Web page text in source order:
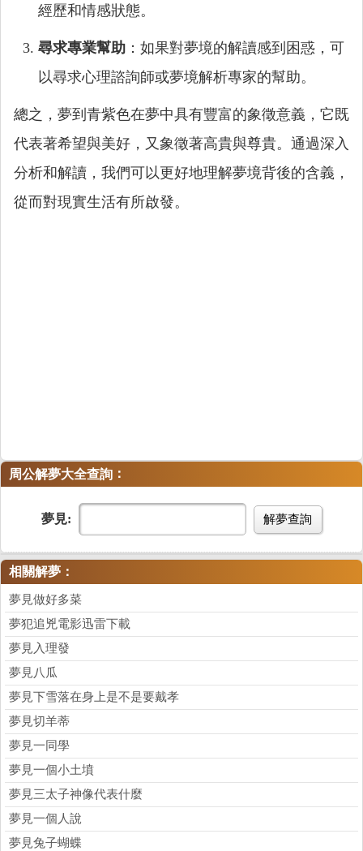
經歷和情感狀態。
尋求專業幫助 ：如果對夢境的解讀感到困惑，可
以尋求心理諮詢師或夢境解析專家的幫助。
總之，夢到青紫色在夢中具有豐富的象徵意義，它既
代表著希望與美好，又象徵著高貴與尊貴。通過深入
分析和解讀，我們可以更好地理解夢境背後的含義，
從而對現實生活有所啟發。
周公解夢大全查詢 ：
夢見: 解夢查詢
相關解夢：
夢見做好多菜
夢犯追兇電影迅雷下載
夢見入理發
夢見八瓜
夢見下雪落在身上是不是要戴孝
夢見切羊蒂
夢見一同學
夢見一個小土墳
夢見三太子神像代表什麼
夢見一個人說
夢見兔子蝴蝶